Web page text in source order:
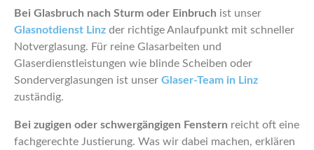
Bei Glasbruch nach Sturm oder Einbruch ist unser
Glasnotdienst Linz der richtige Anlaufpunkt mit schneller
Notverglasung. Für reine Glasarbeiten und
Glaserdienstleistungen wie blinde Scheiben oder
Sonderverglasungen ist unser Glaser-Team in Linz
zuständig.
Bei zugigen oder schwergängigen Fenstern reicht oft eine
fachgerechte Justierung. Was wir dabei machen, erklären